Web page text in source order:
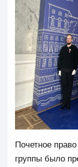
Почетное
группы было